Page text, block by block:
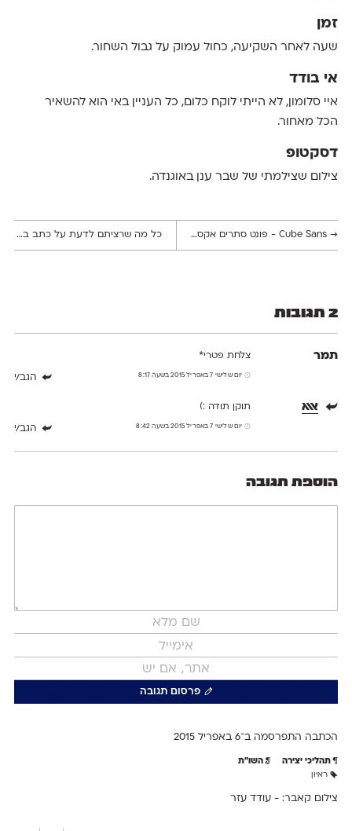
זמן
שעה לאחר השקיעה, כחול עמוק על גבול השחור.
אי בודד
איי סלומון, לא הייתי לוקח כלום, כל העניין באי הוא להשאיר
הכל מאחור.
דסקטופ
צילום שצילמתי של שבר ענן באוגנדה.
→Cube Sans - פונט סתרים אקספרימנטלי כל מה שרציתם לדעת על כתב ברייל
2 תגובות
תמר צלחת פטרי*
יום שלישי 7 באפריל 2015 בשעה 8:17 הגב/י
אאא תוקן תודה :)
יום שלישי 7 באפריל 2015 בשעה 8:42 הגב/י
הוספת תגובה
פרסום תגובה
הכתבה התפרסמה ב־6 ב אפריל 2015
תהליכי יצירה השו״ת
ראיון
צילום קאבר: - עודד עזר